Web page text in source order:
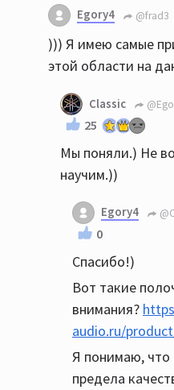
Egory4 @frad3
))) Я имею самые
этой области на
Classic
25
Мы поняли.) Не
научим.))
Egory4
0
Спасибо!)
Вот такие
внимания?
audio.ru/
Я понимаю, что
предела